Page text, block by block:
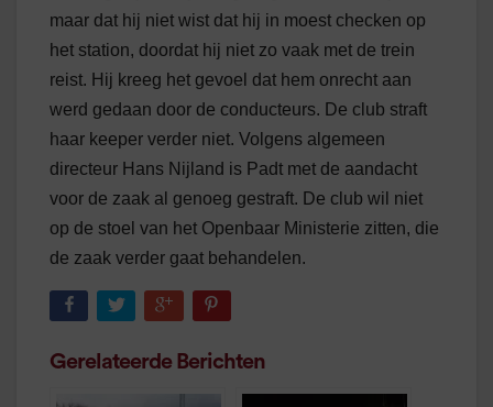
maar dat hij niet wist dat hij in moest checken op
het station, doordat hij niet zo vaak met de trein
reist. Hij kreeg het gevoel dat hem onrecht aan
werd gedaan door de conducteurs. De club straft
haar keeper verder niet. Volgens algemeen
directeur Hans Nijland is Padt met de aandacht
voor de zaak al genoeg gestraft. De club wil niet
op de stoel van het Openbaar Ministerie zitten, die
de zaak verder gaat behandelen.
Gerelateerde Berichten